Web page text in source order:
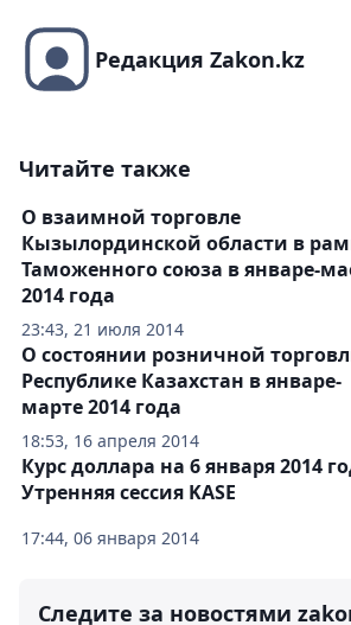
Редакция Zakon.kz
Читайте также
23:43, 21 июля 2014
О взаимной торговле
Кызылординской области в
Таможенного союза в январе-
2014 года
18:53, 16 апреля 2014
О состоянии розничной
Республике Казахстан в январе-
марте 2014 года
17:44, 06 января 2014
Курс доллара на 6 января 2014
Утренняя сессия KASE
Следите за новостями